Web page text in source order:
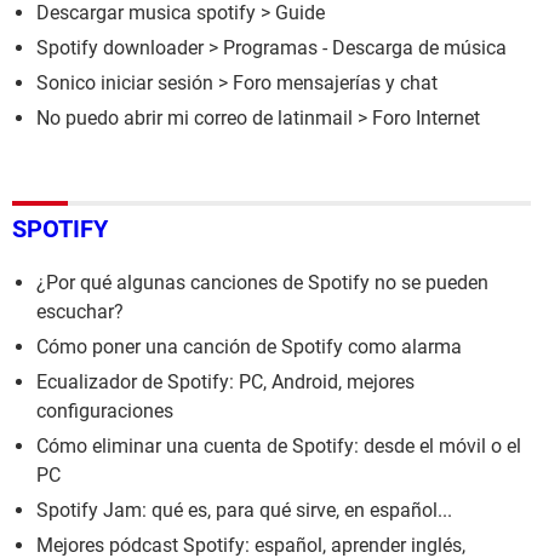
Descargar musica spotify > Guide
Spotify downloader> Programas - Descarga de música
Sonico iniciar sesión > Foro mensajerías y chat
No puedo abrir mi correo de latinmail > Foro Internet
SPOTIFY
¿Por qué algunas canciones de Spotify no se pueden
escuchar?
Cómo poner una canción de Spotify como alarma
Ecualizador de Spotify: PC, Android, mejores
configuraciones
Cómo eliminar una cuenta de Spotify: desde el móvil o el
PC
Spotify Jam: qué es, para qué sirve, en español...
Mejores pódcast Spotify: español, aprender inglés,